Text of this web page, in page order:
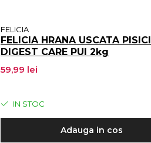
FELICIA
FELICIA HRANA USCATA PISICI
DIGEST CARE PUI 2kg
59,99 lei
IN STOC
Adauga in cos